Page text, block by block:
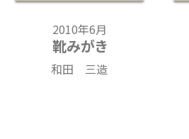
2010年6月
靴みがき
和田 三造